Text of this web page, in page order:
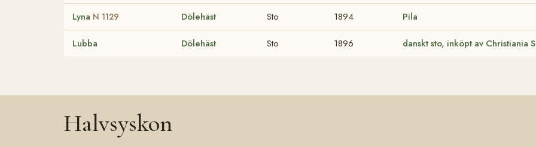
Lyna N 1129 Dölehäst Sto 1894 Pila
Lubba Dölehäst Sto 1896 danskt sto, inköpt av Christiania
Halvsyskon